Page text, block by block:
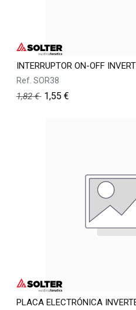
INTERRUPTOR ON-OFF
Ref. SOR38
1,82€ 1,55 €
PLACA ELECTRÓNICA